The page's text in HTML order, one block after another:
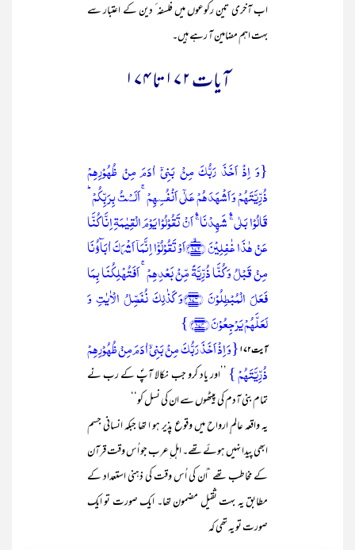
اب آخری تین رکوعوں میں فلسفہ ٔ دین کے اعتبار سے
بہت اہم مضامین آ رہے ہیں۔
آیات ۱۷۲ تا ۱۷۴
{وَ اِذۡ اَخَذَ رَبُّکَ مِنۡۢ بَنِیۡۤ اٰدَمَ مِنۡ ظُہُوۡرِہِمۡ
ذُرِّیَّتَہُمۡ وَ اَشۡہَدَہُمۡ عَلٰۤی اَنۡفُسِہِمۡ ۚ اَلَسۡتُ بِرَبِّکُمۡ ؕ
قَالُوۡا بَلٰی ۚۛ شَہِدۡنَا ۚۛ اَنۡ تَقُوۡلُوۡا یَوۡمَ الۡقِیٰمَۃِ اِنَّا کُنَّا
عَنۡ ہٰذَا غٰفِلِیۡنَ ﴿۱۷۲﴾ۙاَوۡ تَقُوۡلُوۡۤا اِنَّمَاۤ اَشۡرَکَ اٰبَآؤُنَا
مِنۡ قَبۡلُ وَ کُنَّا ذُرِّیَّۃً مِّنۡۢ بَعۡدِہِمۡ ۚ اَفَتُہۡلِکُنَا بِمَا
فَعَلَ الۡمُبۡطِلُوۡنَ ﴿۱۷۳﴾وَ کَذٰلِکَ نُفَصِّلُ الۡاٰیٰتِ وَ
لَعَلَّہُمۡ یَرۡجِعُوۡنَ ﴿۱۷۴﴾ }
آیت ۱۷۲
{وَ اِذۡ اَخَذَ رَبُّکَ مِنۡۢ بَنِیۡۤ اٰدَمَ مِنۡ ظُہُوۡرِہِمۡ
ذُرِّیَّتَہُمۡ } ’’اور یاد کرو جب نکالا آپؐ کے رب نے
تمام بنی آدم کی پیٹھوں سے ان کی نسل کو‘‘
یہ واقعہ عالم ِارواح میں وقوع پذیر ہو ا تھا جبکہ انسانی جسم
ابھی پیدا نہیں ہوئے تھے۔ اہل ِعرب جو اُس وقت قرآن
کے مخاطب تھے ‘اُن کی اُس وقت کی ذہنی استعداد کے
مطابق یہ بہت ثقیل مضمون تھا۔ ایک صورت تو ایک
صورت تو یہ تھی کہ